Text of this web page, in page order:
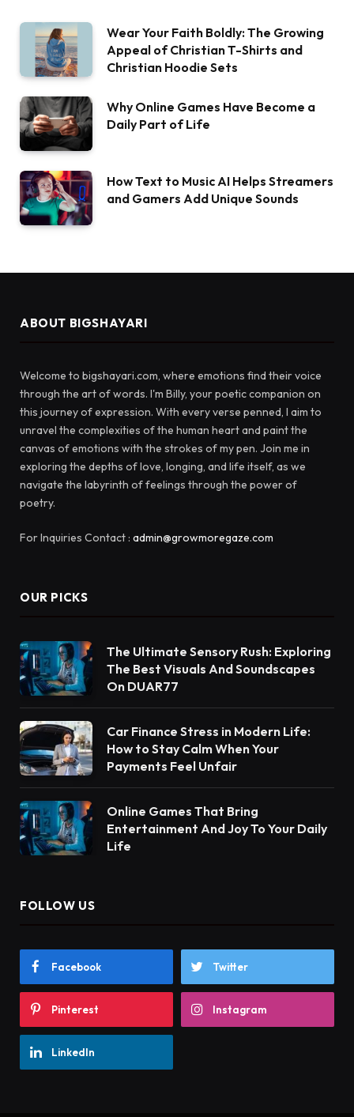
Wear Your Faith Boldly: The Growing
Appeal of Christian T-Shirts and
Christian Hoodie Sets
Why Online Games Have Become a
Daily Part of Life
How Text to Music AI Helps Streamers
and Gamers Add Unique Sounds
ABOUT BIGSHAYARI
Welcome to bigshayari.com, where emotions find their voice
through the art of words. I'm Billy, your poetic companion on
this journey of expression. With every verse penned, I aim to
unravel the complexities of the human heart and paint the
canvas of emotions with the strokes of my pen. Join me in
exploring the depths of love, longing, and life itself, as we
navigate the labyrinth of feelings through the power of
poetry.
For Inquiries Contact : admin@growmoregaze.com
OUR PICKS
The Ultimate Sensory Rush: Exploring
The Best Visuals And Soundscapes
On DUAR77
Car Finance Stress in Modern Life:
How to Stay Calm When Your
Payments Feel Unfair
Online Games That Bring
Entertainment And Joy To Your Daily
Life
FOLLOW US
Facebook Twitter
Pinterest Instagram
LinkedIn